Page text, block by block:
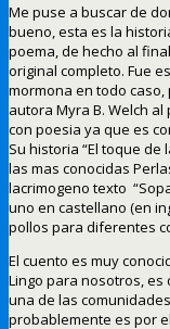
Me puse a buscar de
bueno, esta es la
poema, de hecho al
original completo. Fue
mormona en todo caso,
autora Myra B. Welch
con poesia ya que es
Su historia “El toque
las mas conocidas
lacrimogeno texto
uno en castellano (en
pollos para diferentes
El cuento es muy
Lingo para nosotros, es
una de las
probablemente es por